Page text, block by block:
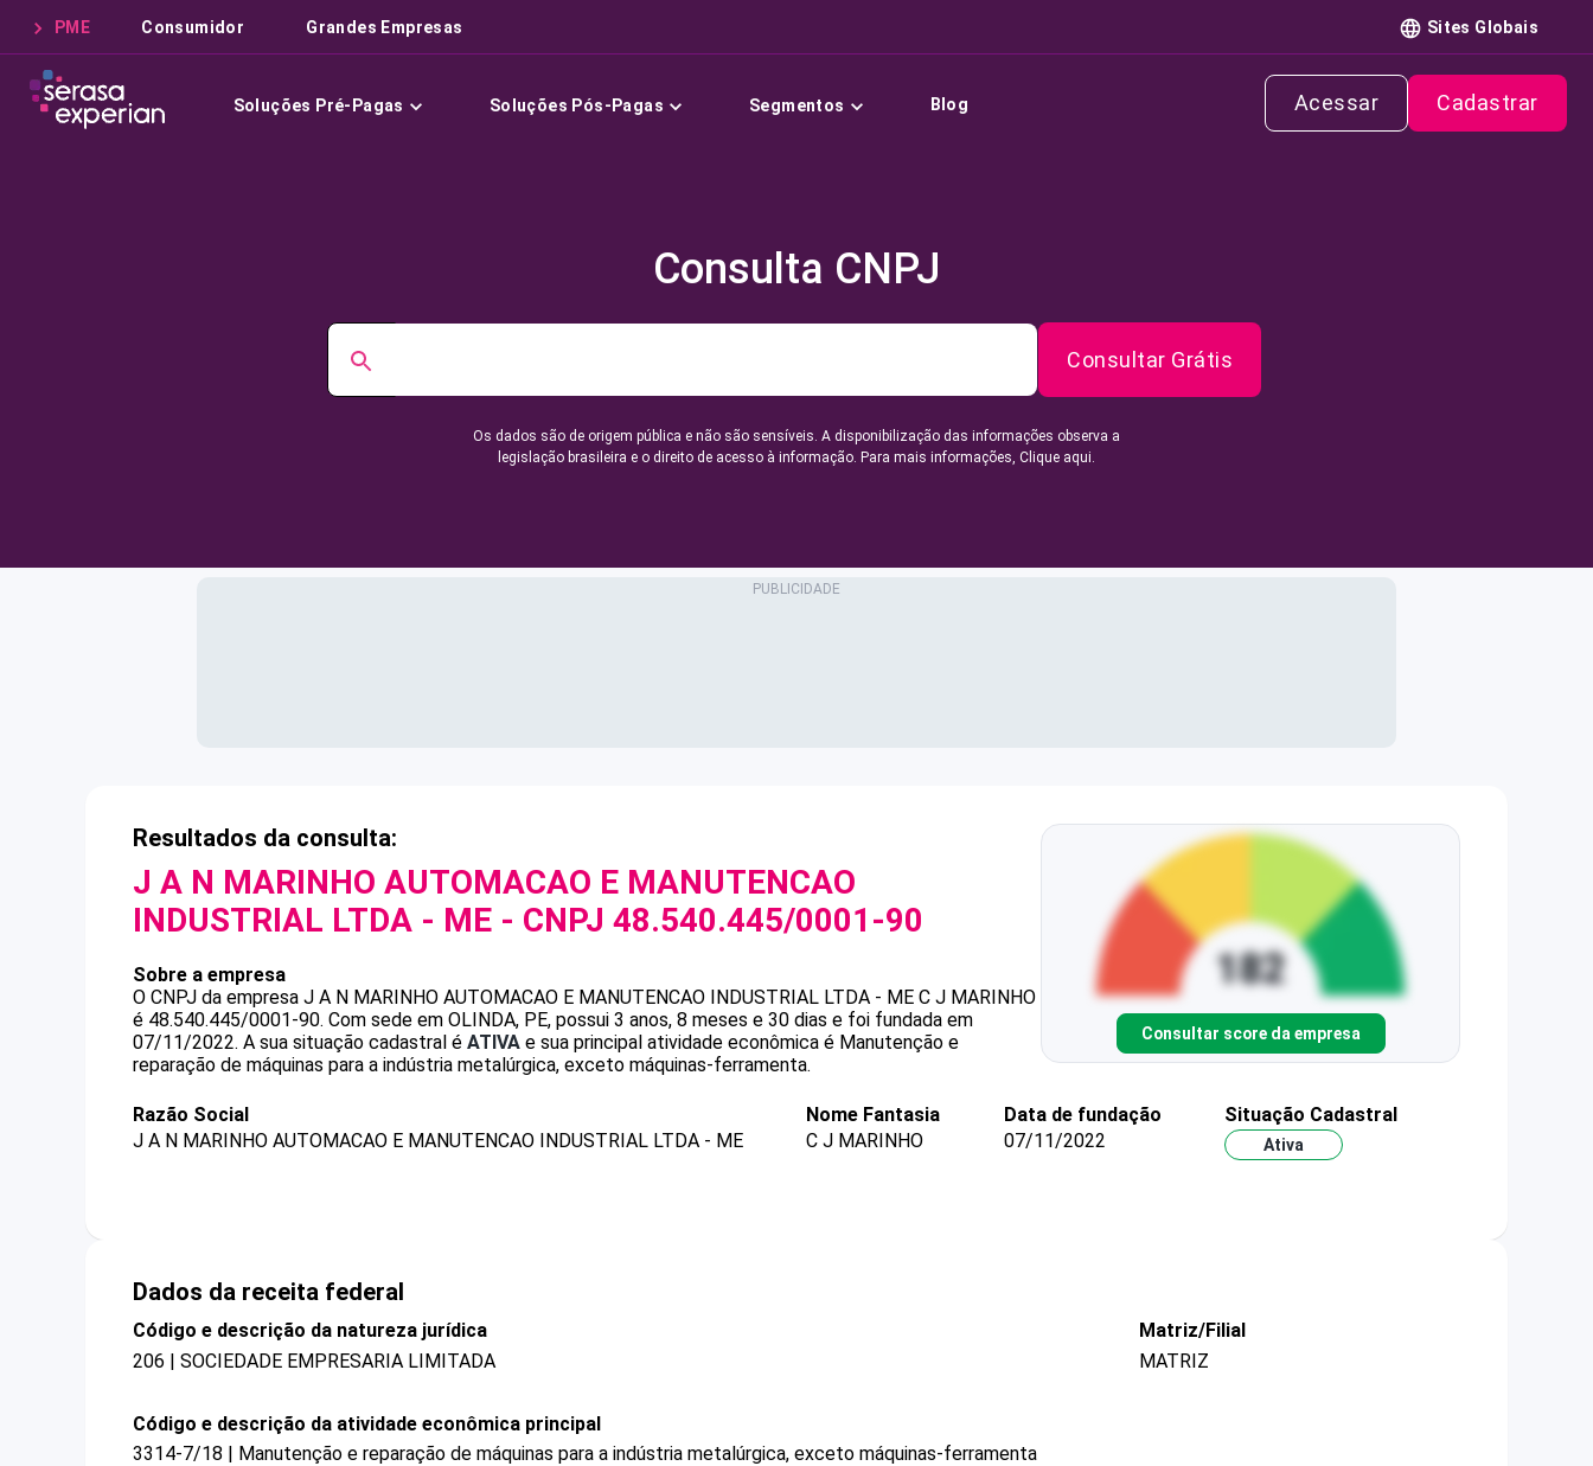
PME Consumidor Grandes Empresas Sites Globais
Soluções Pré-Pagas Soluções Pós-Pagas Segmentos Blog Acessar Cadastrar
Consulta CNPJ
Consultar Grátis
Os dados são de origem pública e não são sensíveis. A disponibilização das informações observa a
legislação brasileira e o direito de acesso à informação. Para mais informações, Clique aqui.
Resultados da consulta:
J A N MARINHO AUTOMACAO E MANUTENCAO
INDUSTRIAL LTDA - ME - CNPJ 48.540.445/0001-90
Sobre a empresa
O CNPJ da empresa J A N MARINHO AUTOMACAO E MANUTENCAO INDUSTRIAL LTDA - ME C J MARINHO
é 48.540.445/0001-90. Com sede em OLINDA, PE, possui 3 anos, 8 meses e 30 dias e foi fundada em
07/11/2022. A sua situação cadastral é ATIVA e sua principal atividade econômica é Manutenção e
reparação de máquinas para a indústria metalúrgica, exceto máquinas-ferramenta.
Consultar score da empresa
Razão Social
J A N MARINHO AUTOMACAO E MANUTENCAO INDUSTRIAL LTDA - ME
Nome Fantasia
C J MARINHO
Data de fundação
07/11/2022
Situação Cadastral
Ativa
Dados da receita federal
Código e descrição da natureza jurídica
206 | SOCIEDADE EMPRESARIA LIMITADA
Matriz/Filial
MATRIZ
Código e descrição da atividade econômica principal
3314-7/18 | Manutenção e reparação de máquinas para a indústria metalúrgica, exceto máquinas-ferramenta